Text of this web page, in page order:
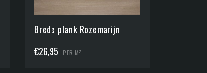
Brede plank Rozemarijn
€26,95 PER M2